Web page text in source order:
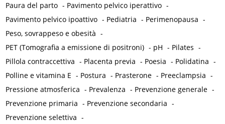
Paura del parto - Pavimento pelvico iperattivo -
Pavimento pelvico ipoattivo - Pediatria - Perimenopausa -
Peso, sovrappeso e obesità -
PET (Tomografia a emissione di positroni) - pH - Pilates -
Pillola contraccettiva - Placenta previa - Poesia - Polidatina -
Polline e vitamina E - Postura - Prasterone - Preeclampsia -
Pressione atmosferica - Prevalenza - Prevenzione generale -
Prevenzione primaria - Prevenzione secondaria -
Prevenzione selettiva -